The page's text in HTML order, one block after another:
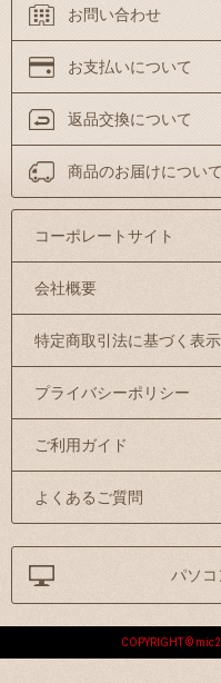
お問い合わせ
お支払いについて
返品交換について
商品のお届けについて
コーポレートサイト
会社概要
特定商取引法に基づく表示
プライバシーポリシー
ご利用ガイド
よくあるご質問
パソコ
COPYRIGHT ©